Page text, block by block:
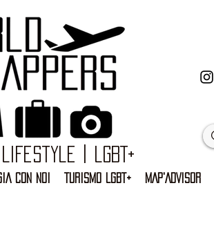
| LGBT+
CON NOI TURISMO LGBT+ MAP'ADVISOR